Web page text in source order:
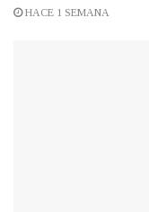
HACE 1 SEMANA